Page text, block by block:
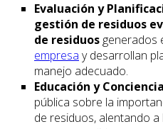
Evaluación y
gestión de residuos
de residuosgenerados
empresa y desarrollan
manejo adecuado.
Educación y
pública sobre la
de residuos, alentando